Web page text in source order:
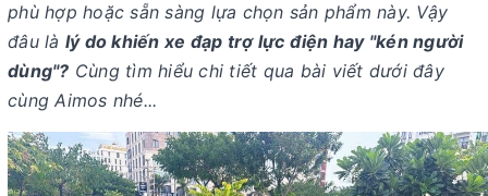
phù hợp hoặc sẵn sàng lựa chọn sản phẩm này. Vậy
đâu là lý do khiến xe đạp trợ lực điện hay "kén người
dùng"? Cùng tìm hiểu chi tiết qua bài viết dưới đây
cùng Aimos nhé...